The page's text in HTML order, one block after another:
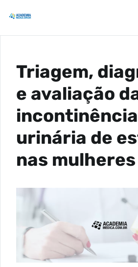
Triagem,
e avaliação
incontinência
urinária de
nas mulheres